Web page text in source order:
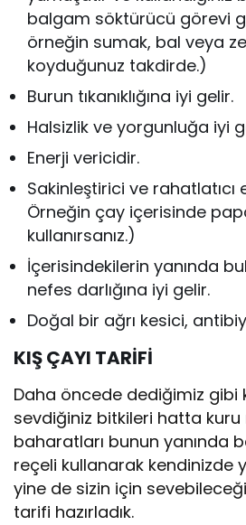
balgam söktürücü görevi
örneğin sumak, bal veya
koyduğunuz takdirde.)
Burun tıkanıklığına iyi gelir.
Halsizlik ve yorgunluğa iyi
Enerji vericidir.
Sakinleştirici ve rahatlatıcı
Örneğin çay içerisinde
kullanırsanız.)
İçerisindekilerin yanında
nefes darlığına iyi gelir.
Doğal bir ağrı kesici,
KIŞ ÇAYI TARİFİ
Daha öncede dediğimiz gibi
sevdiğiniz bitkileri hatta kuru
baharatları bunun yanında
reçeli kullanarak kendinizde
yine de sizin için
tarifi hazırladık.